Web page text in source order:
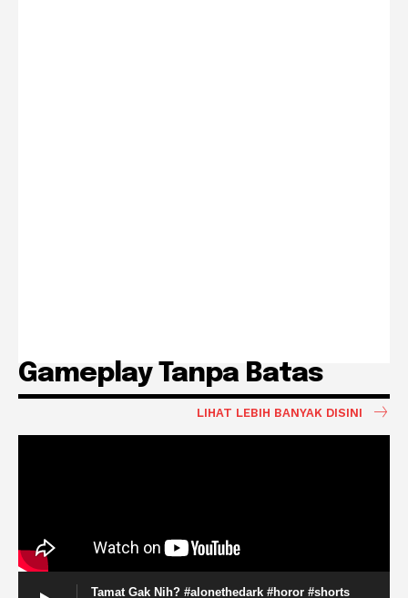
Gameplay Tanpa Batas
LIHAT LEBIH BANYAK DISINI
Tamat Gak Nih? #alonethedark #horor #shorts